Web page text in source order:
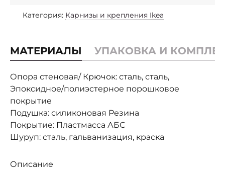
Категория: Карнизы и крепления Ikea
МАТЕРИАЛЫ УПАКОВКА И
Опора стеновая/ Крючок: сталь, сталь,
Эпоксидное/полиэстерное порошковое
покрытие
Подушка: силиконовая Резина
Покрытие: Пластмасса АБС
Шуруп: сталь, гальванизация, краска
Описание